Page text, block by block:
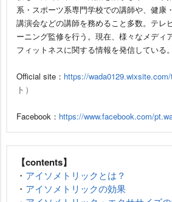
系・スポーツ系専門学校での講師や、健康
講演会などの講師を務めること多数。テレ
ーニング監修を行う。現在、様々なメディ
フィットネスに関する情報を発信している。
Official site： https://
ト）
Facebook： https://www.facebook.com/
【contents】
・ アイソメトリックとは？
・ アイソメトリックの効果